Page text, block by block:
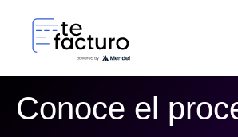
Conoce el